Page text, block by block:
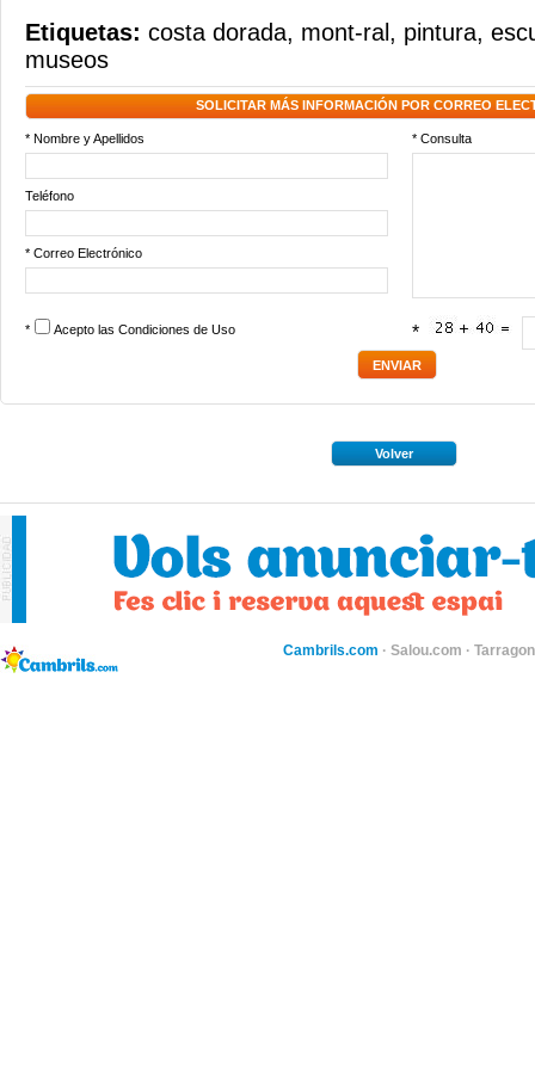
Etiquetas: costa dorada, mont-ral , pintura,
museos
SOLICITAR MÁS INFORMACIÓN POR CORREO
* Nombre y Apellidos * Consulta
Teléfono
* Correo Electrónico
* Acepto las Condiciones de Uso *
Volver
Cambrils.com · Salou.com ·